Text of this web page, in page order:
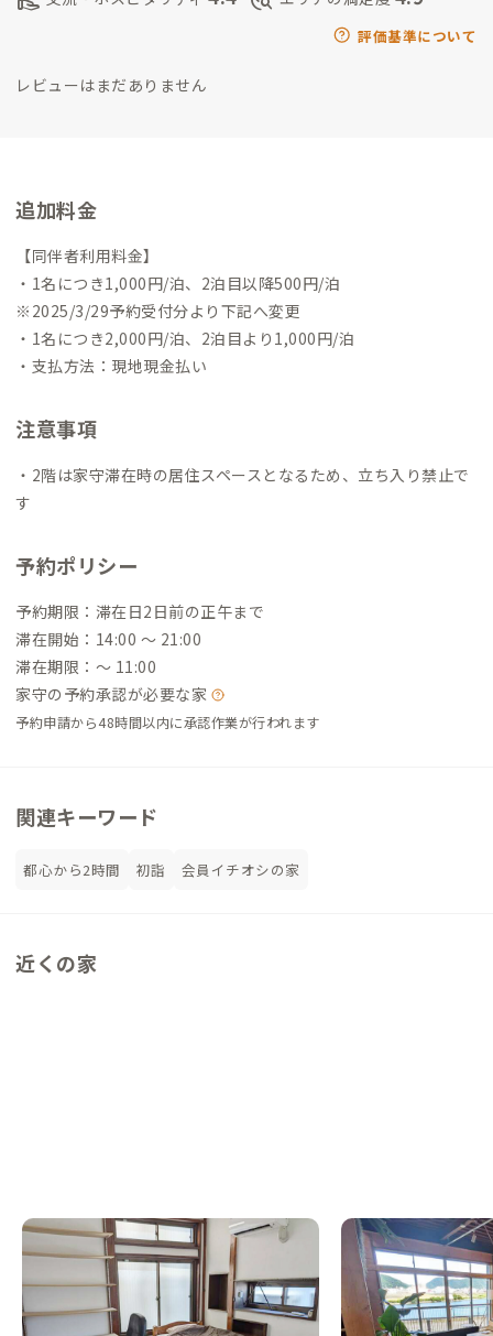
3：90歳までテニスとスキーは現役を続ける。4：80歳まで社会
長期滞在してスキーを楽しむ。
ーと日本全国を1年間旅する。
る！
評価基準について
レビューはまだありません
追加料金
【同伴者利用料金】
・1名につき1,000円/泊、2泊目以降500円/泊
※2025/3/29予約受付分より下記へ変更
・1名につき2,000円/泊、2泊目より1,000円/泊
・支払方法：現地現金払い
注意事項
・2階は家守滞在時の居住スペースとなるため、立ち入り禁止で
す
予約ポリシー
予約期限：滞在日2日前の正午まで
滞在開始：14:00 〜 21:00
滞在期限：〜 11:00
家守の予約承認が必要な家
予約申請から48時間以内に承認作業が行われます
関連キーワード
都心から2時間 初詣 会員イチオシの家
近くの家
三島C邸
シェアハウス
【JR三島駅から徒歩10分】富士山が見える
三島のシェアハウス
沼津C邸
静岡県 ゲストハウス
【JR沼津駅から徒歩
水音に癒やされる暮